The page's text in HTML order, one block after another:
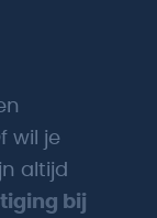
wil je
altijd
bij